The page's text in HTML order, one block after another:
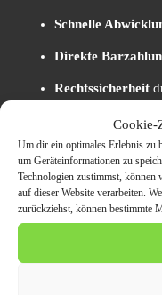
Cookie-
Um dir ein optimales Erlebnis zu
um Geräteinformationen zu
Technologien zustimmst,
auf dieser Website verarbeiten.
zurückziehst, können bestimmte
Schnelle
Direkte
Rechtssicherheit
Ablauf des
Einfacher
Kontaktaufnahme
Fahrzeugdaten
Kostenlose